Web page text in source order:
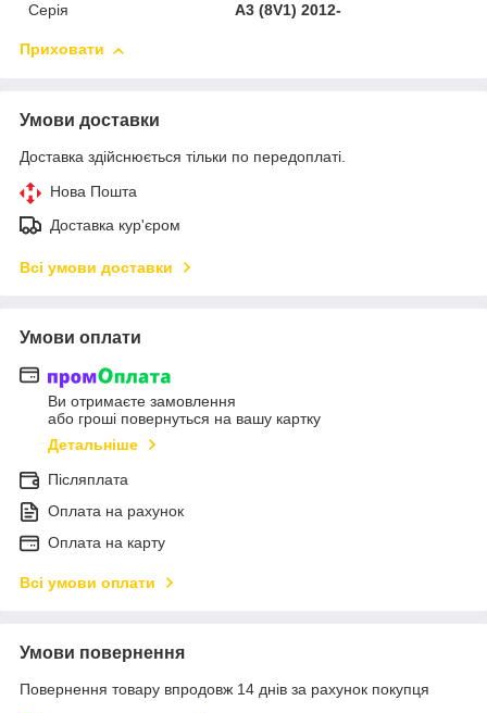
Серія
A3 (8V1) 2012-
Приховати
Умови доставки
Доставка здійснюється тільки по передоплаті.
Нова Пошта
Доставка кур'єром
Всі умови доставки
Умови оплати
Ви отримаєте замовлення
або гроші повернуться на вашу картку
Детальніше
Післяплата
Оплата на рахунок
Оплата на карту
Всі умови оплати
Умови повернення
Повернення товару впродовж 14 днів за рахунок покупця